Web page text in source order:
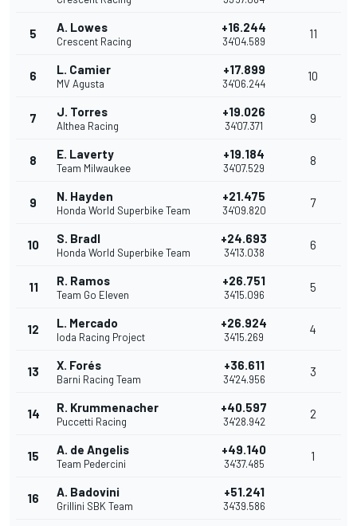
5 A. Lowes
Crescent Racing
+16.244
34'04.589
11
6 L. Camier
MV Agusta
+17.899
34'06.244
10
7 J. Torres
Althea Racing
+19.026
34'07.371
9
8 E. Laverty
Team Milwaukee
+19.184
34'07.529
8
9 N. Hayden
Honda World Superbike Team
+21.475
34'09.820
7
10 S. Bradl
Honda World Superbike Team
+24.693
34'13.038
6
11 R. Ramos
Team Go Eleven
+26.751
34'15.096
5
12 L. Mercado
Ioda Racing Project
+26.924
34'15.269
4
13 X. Forés
Barni Racing Team
+36.611
34'24.956
3
14 R. Krummenacher
Puccetti Racing
+40.597
34'28.942
2
15 A. de Angelis
Team Pedercini
+49.140
34'37.485
1
16 A. Badovini
Grillini SBK Team
+51.241
34'39.586